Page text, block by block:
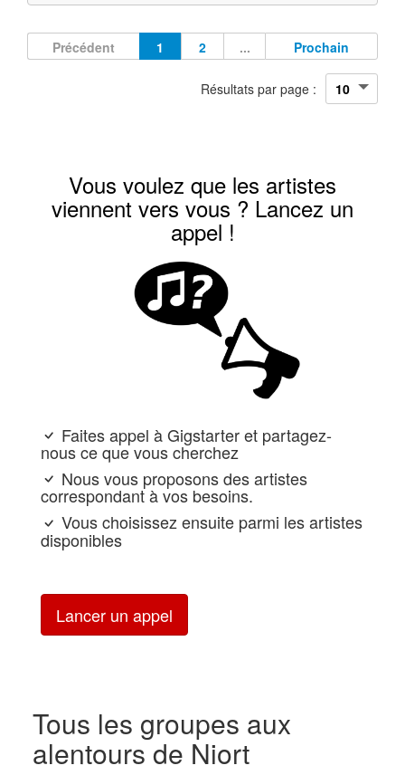
Précédent 1 2 ... Prochain
Résultats par page :
Vous voulez que les artistes
viennent vers vous ? Lancez un
appel !
Faites appel à Gigstarter et partagez-
nous ce que vous cherchez
Nous vous proposons des artistes
correspondant à vos besoins.
Vous choisissez ensuite parmi les artistes
disponibles
Lancer un appel
Tous les groupes aux
alentours de Niort